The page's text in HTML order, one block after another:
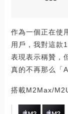
作為一個正在使
用戶，我對這款
表現表示稱贊，
真的不再那么「
搭載M2Max/